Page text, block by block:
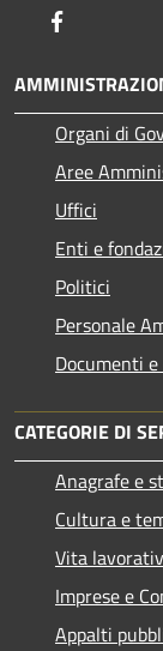
Organi di
Aree
Uffici
Enti e
Politici
Personale
Documenti
CATEGORIE DI
Anagrafe e
Cultura e
Vita
Imprese e
Appalti